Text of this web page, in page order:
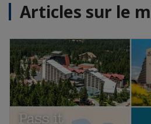
Articles sur le